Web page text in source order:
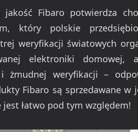
Fibaro potwierdza
który polskie
weryfikacji światowych
elektroniki
i żmudnej weryfikacji –
Fibaro są sprzedawane w
jest łatwo pod tym względem!